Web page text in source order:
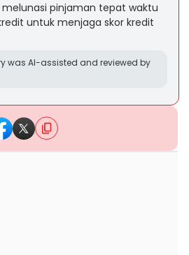
pinjaman tepat waktu
untuk menjaga skor kredit
was AI-assisted and reviewed by